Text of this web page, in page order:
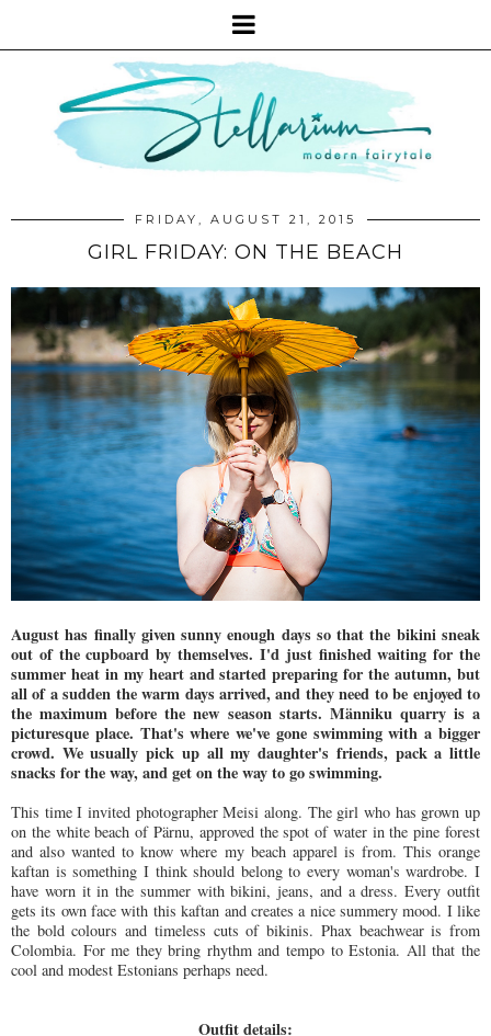
FRIDAY, AUGUST 21, 2015
GIRL FRIDAY: ON THE BEACH
August has finally given sunny enough days so that the bikini sneak
out of the cupboard by themselves. I'd just finished waiting for the
summer heat in my heart and started preparing for the autumn, but
all of a sudden the warm days arrived, and they need to be enjoyed to
the maximum before the new season starts. Männiku quarry is a
picturesque place. That's where we've gone swimming with a bigger
crowd. We usually pick up all my daughter's friends, pack a little
snacks for the way, and get on the way to go swimming.
This time I invited photographer Meisi along. The girl who has grown up
on the white beach of Pärnu, approved the spot of water in the pine forest
and also wanted to know where my beach apparel is from. This orange
kaftan is something I think should belong to every woman's wardrobe. I
have worn it in the summer with bikini, jeans, and a dress. Every outfit
gets its own face with this kaftan and creates a nice summery mood. I like
the bold colours and timeless cuts of bikinis. Phax beachwear is from
Colombia. For me they bring rhythm and tempo to Estonia. All that the
cool and modest Estonians perhaps need.
Outfit details: